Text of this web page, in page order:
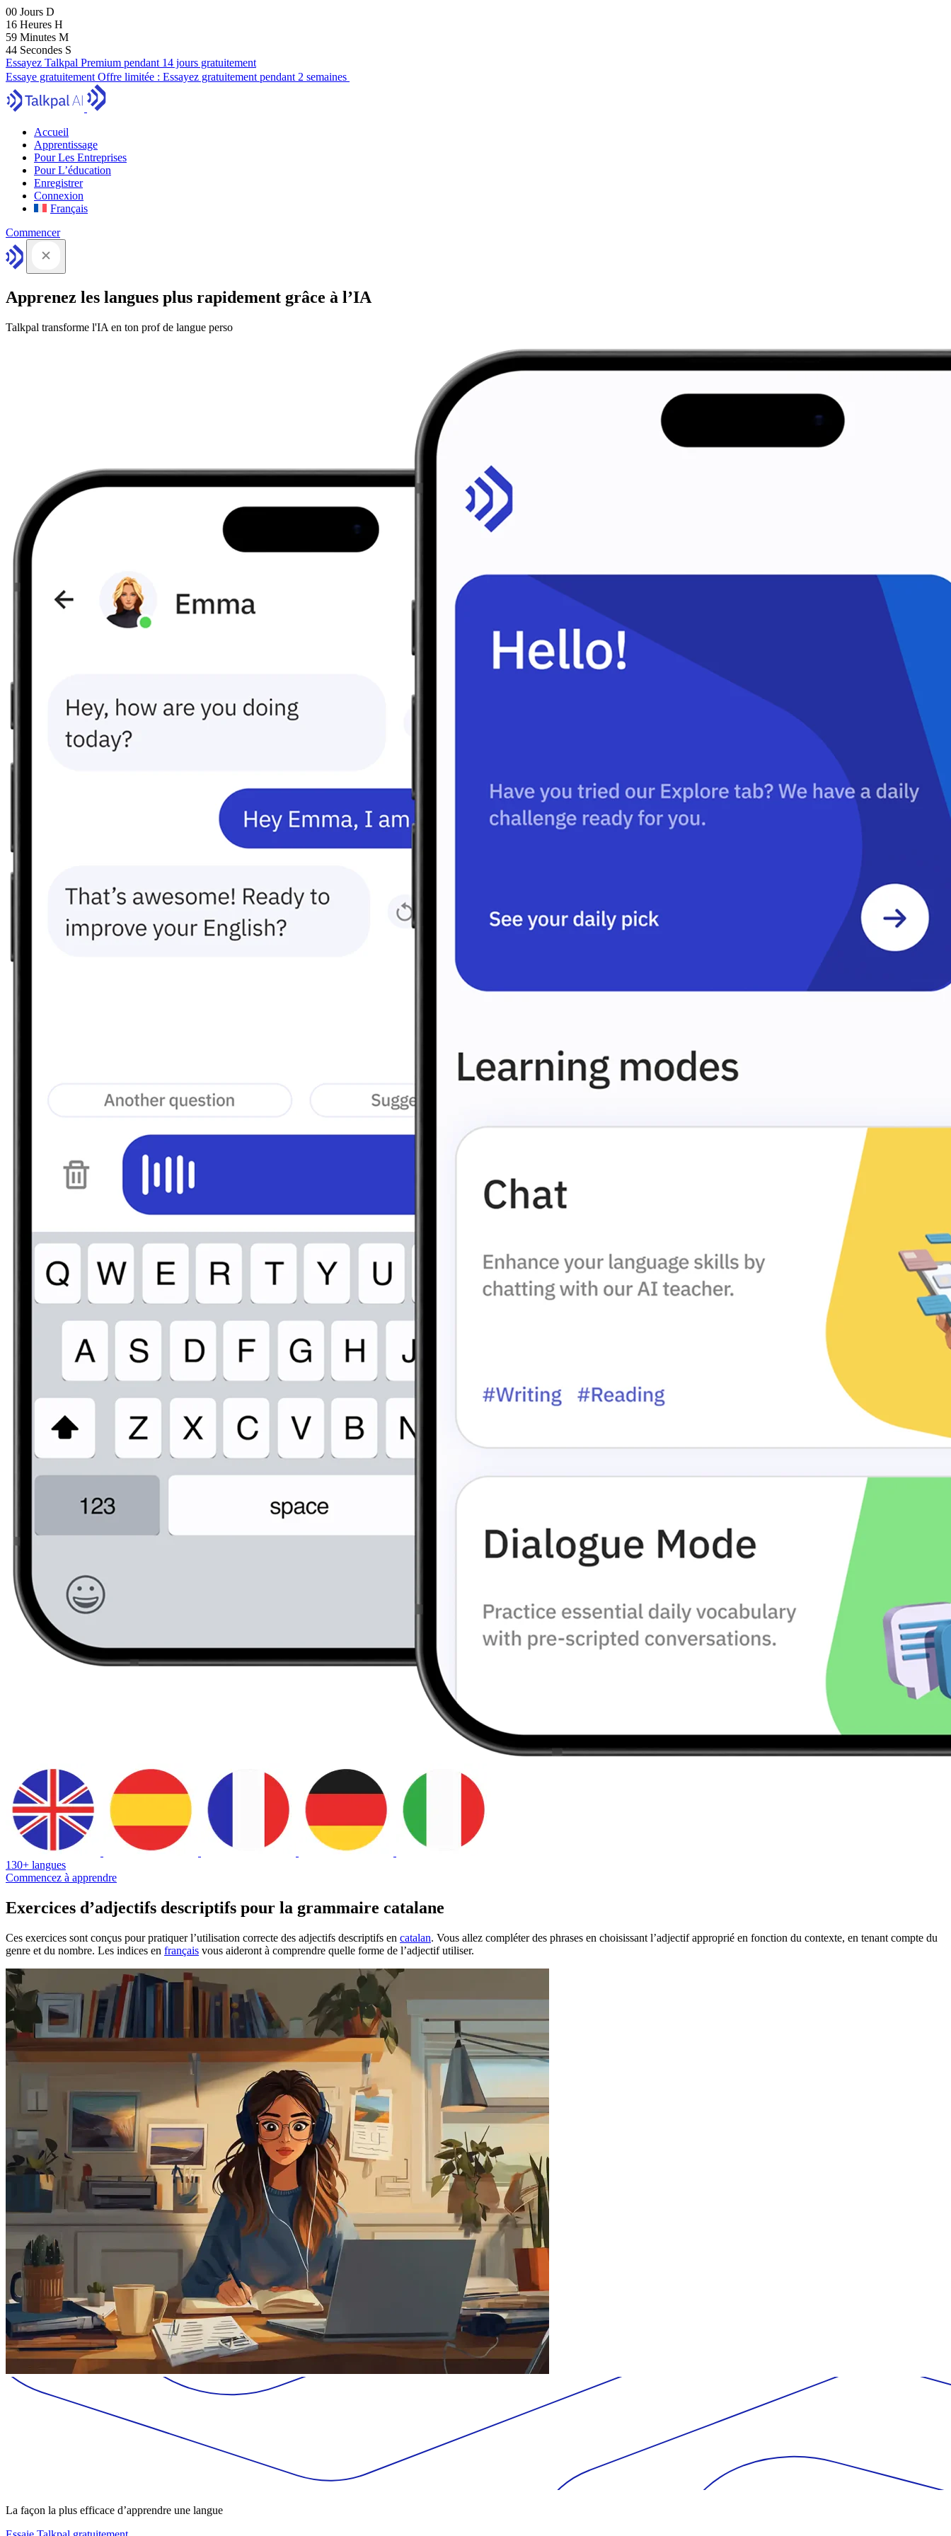
00 Jours D
16 Heures H
59 Minutes M
43 Secondes S
Essayez Talkpal Premium pendant 14 jours gratuitement
Essaye gratuitement Offre limitée : Essayez gratuitement pendant 2 semaines
Accueil
Apprentissage
Pour Les Entreprises
Pour L’éducation
Enregistrer
Connexion
Français
Commencer
Apprenez les langues plus rapidement grâce à l’IA
Talkpal transforme l'IA en ton prof de langue perso
130+ langues
Commencez à apprendre
Exercices d’adjectifs descriptifs pour la grammaire catalane
Ces exercices sont conçus pour pratiquer l’utilisation correcte des adjectifs descriptifs en catalan. Vous allez compléter des phrases en choisissant l’adjectif approprié en fonction du contexte, en tenant compte du
genre et du nombre. Les indices en français vous aideront à comprendre quelle forme de l’adjectif utiliser.
La façon la plus efficace d’apprendre une langue